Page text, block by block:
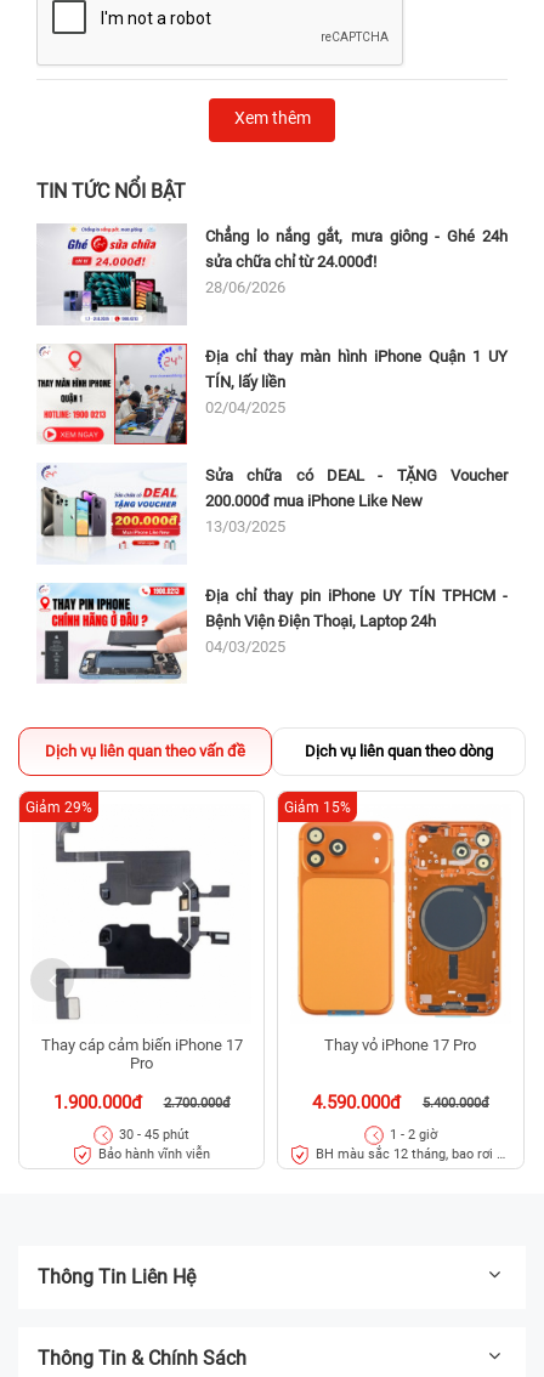
Xem thêm
TIN TỨC NỔI BẬT
Chẳng lo nắng gắt, mưa giông - Ghé 24h
sửa chữa chỉ từ 24.000đ!
28/06/2026
Địa chỉ thay màn hình iPhone Quận 1 UY
TÍN, lấy liền
02/04/2025
Sửa chữa có DEAL - TẶNG Voucher
200.000đ mua iPhone Like New
13/03/2025
Địa chỉ thay pin iPhone UY TÍN TPHCM -
Bệnh Viện Điện Thoại, Laptop 24h
04/03/2025
Dịch vụ liên quan theo vấn đề Dịch vụ liên quan theo dòng
Thay cáp cảm biến iPhone 17
Pro
1.900.000đ 2.700.000đ
Giảm 29%
30 - 45 phút
Bảo hành vĩnh viễn
Thay vỏ iPhone 17 Pro
4.590.000đ 5.400.000đ
Giảm 15%
1 - 2 giờ
BH màu sắc 12 tháng, bao rơi vỡ
kính lưng trong 45 ngày
Thông Tin Liên Hệ
Thông Tin & Chính Sách